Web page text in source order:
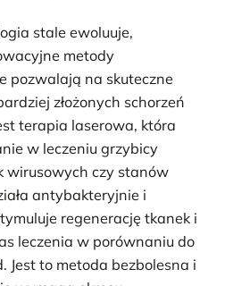
stale ewoluuje,
metody
pozwalają na skuteczne
złożonych schorzeń
terapia laserowa, która
w leczeniu grzybicy
wirusowych czy stanów
antybakteryjnie i
regenerację tkanek i
leczenia w porównaniu do
Jest to metoda bezbolesna i